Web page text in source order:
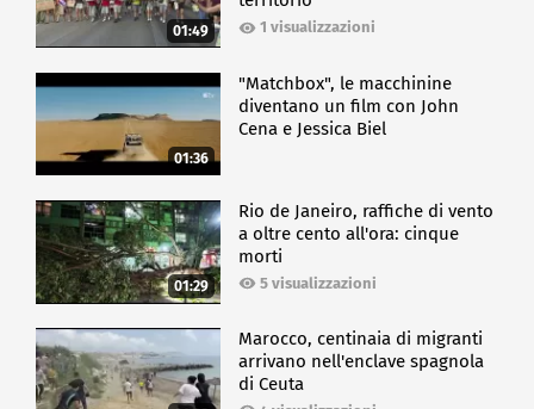
01:49 1 visualizzazioni
01:36
"Matchbox", le macchinine
diventano un film con John
Cena e Jessica Biel
01:29
Rio de Janeiro, raffiche di vento
a oltre cento all'ora: cinque
morti
5 visualizzazioni
Marocco, centinaia di migranti
arrivano nell'enclave spagnola
di Ceuta